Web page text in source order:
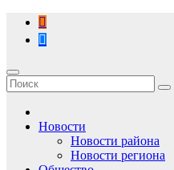
Перейти
содержимому
Новости
Новости района
Новости региона